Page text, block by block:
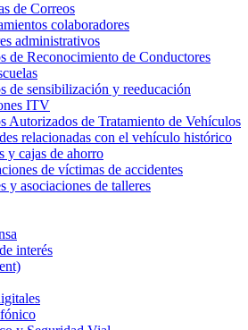
de Correos
colaboradores
administrativos
de Reconocimiento de Conductores
de sensibilización y reeducación
ITV
Autorizados de Tratamiento de Vehículos
relacionadas con el vehículo histórico
y cajas de ahorro
de víctimas de accidentes
y asociaciones de talleres
interés